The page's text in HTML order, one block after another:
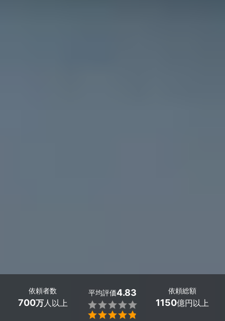
依頼者数
700万人以上
平均評価4.83


依頼総額
1150億円以上